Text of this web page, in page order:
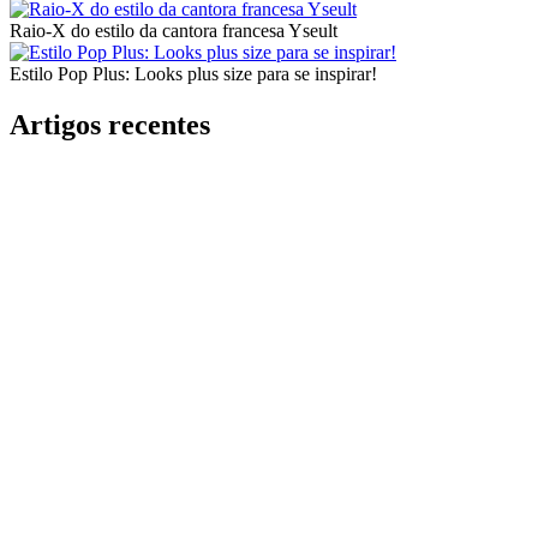
Raio-X do estilo da cantora francesa Yseult
Estilo Pop Plus: Looks plus size para se inspirar!
Artigos recentes